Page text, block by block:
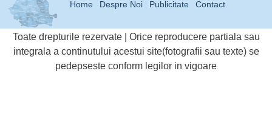
Home Despre Noi Publicitate Contact
Toate drepturile rezervate | Orice reproducere partiala sau
integrala a continutului acestui site(fotografii sau texte) se
pedepseste conform legilor in vigoare